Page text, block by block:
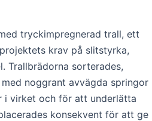
tryckimpregnerad trall, ett
krav på slitstyrka,
Trallbrädorna sorterades,
noggrant avvägda springor
i virket och för att underlätta
konsekvent för att ge